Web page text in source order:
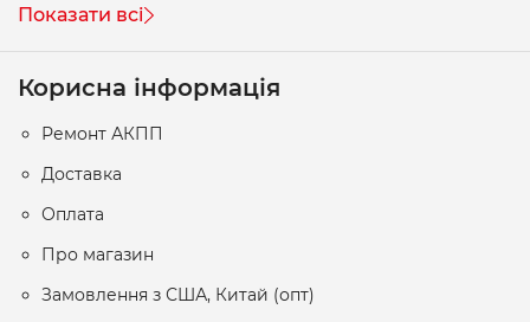
Показати всі
Корисна інформація
Ремонт АКПП
Доставка
Оплата
Про магазин
Замовлення з США, Китай (опт)